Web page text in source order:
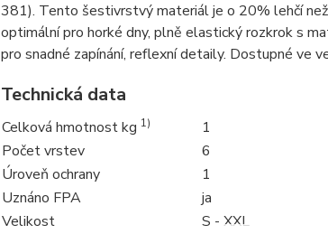
381). Tento šestivrstvý materiál je o 20% lehčí než
optimální pro horké dny, plně elastický rozkrok s
pro snadné zapínání, reflexní detaily. Dostupné ve
Technická data
Celková hmotnost kg 1)
1
Počet vrstev
6
Úroveň ochrany
1
Uznáno FPA
ja
Velikost
S - XXL